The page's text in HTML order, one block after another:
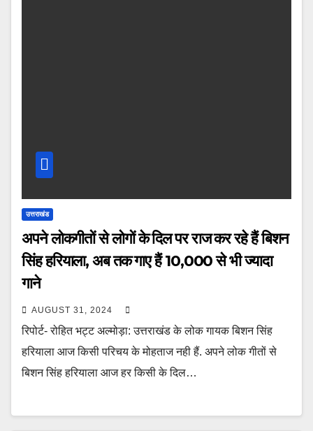
उत्तराखंड
अपने लोकगीतों से लोगों के दिल पर राज कर रहे हैं बिशन
सिंह हरियाला, अब तक गाए हैं 10,000 से भी ज्यादा
गाने
AUGUST 31, 2024
रिपोर्ट- रोहित भट्ट अल्मोड़ा: उत्तराखंड के लोक गायक बिशन सिंह
हरियाला आज किसी परिचय के मोहताज नही हैं. अपने लोक गीतों से
बिशन सिंह हरियाला आज हर किसी के दिल…